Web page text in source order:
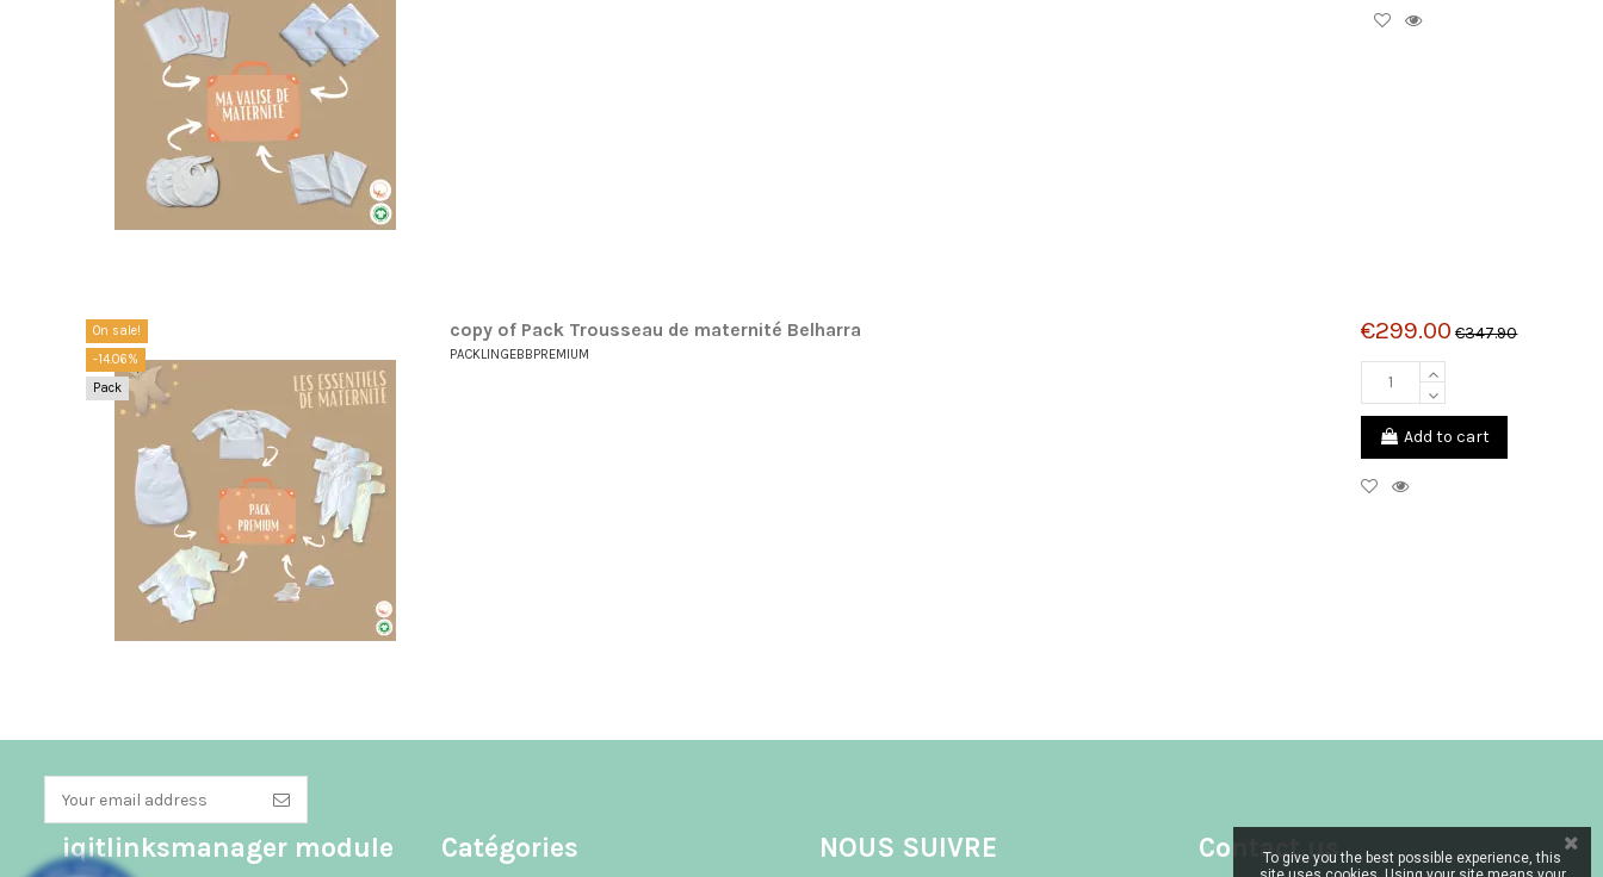
On sale!
-14.06%
Pack
copy of Pack Trousseau de maternité Belharra
PACKLINGEBBPREMIUM
€299.00 €347.90
Add to cart
iqitlinksmanager module Catégories NOUS SUIVRE Contact us
To give you the best possible experience, this